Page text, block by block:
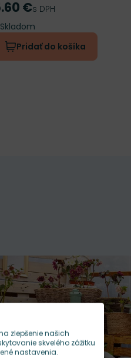
€s DPH
Skladom
Pridať do košíka
zlepšenie našich
skvelého zážitku
nastavenia.